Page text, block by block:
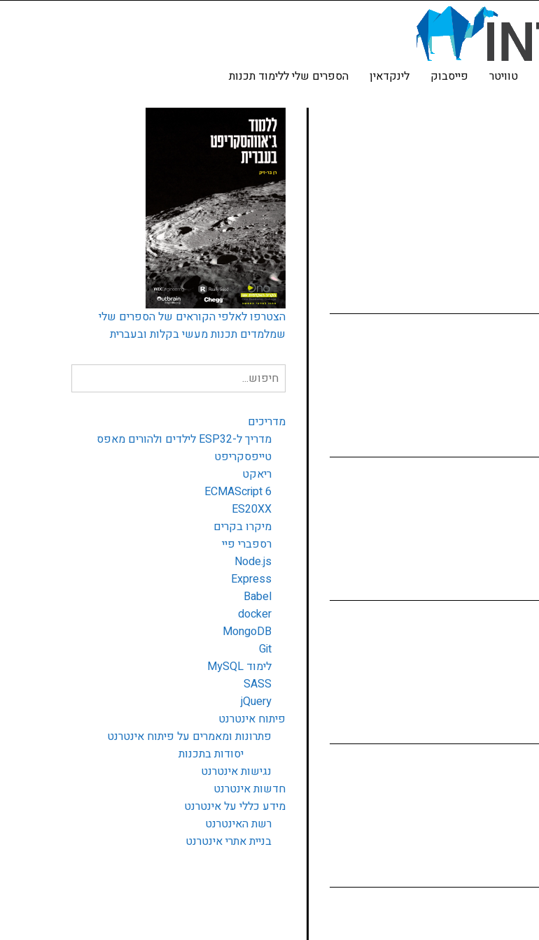
טוויטר פייסבוק לינקדאין הספרים שלי ללימוד תכנות
הצטרפו לאלפי הקוראים של הספרים שלי
שמלמדים תכנות מעשי בקלות ובעברית
חיפוש
עבור:
מדריכים
מדריך ל-ESP32 לילדים ולהורים מאפס
טייפסקריפט
ריאקט
ECMAScript 6
ES20XX
מיקרו בקרים
רספברי פיי
Node.js
Express
Babel
docker
MongoDB
Git
לימוד MySQL
SASS
jQuery
פיתוח אינטרנט
פתרונות ומאמרים על פיתוח אינטרנט
יסודות בתכנות
נגישות אינטרנט
חדשות אינטרנט
מידע כללי על אינטרנט
רשת האינטרנט
בניית אתרי אינטרנט